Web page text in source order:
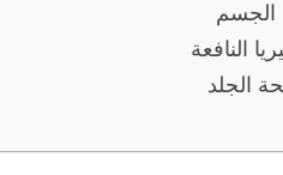
الجسم
النافعة
الجلد